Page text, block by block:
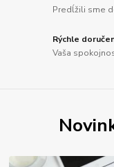
Predĺžili sme
Rýchle
Vaša